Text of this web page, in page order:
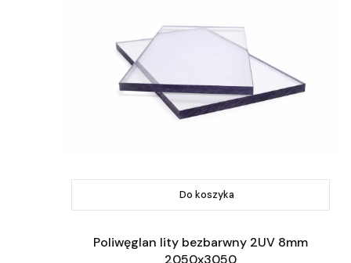
Do koszyka
Poliwęglan lity bezbarwny 2UV 8mm
2050x3050